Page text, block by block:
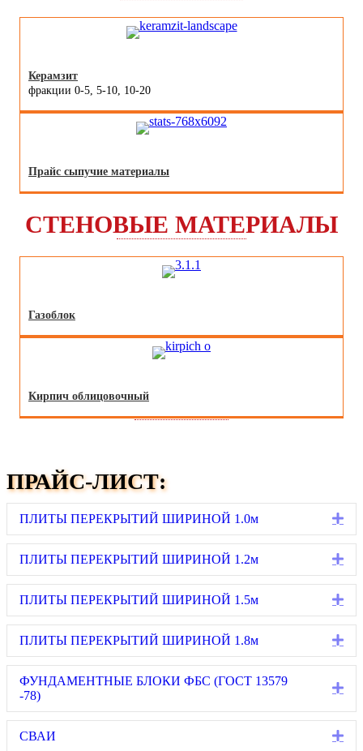
Керамзит
фракции 0-5, 5-10, 10-20
Прайс сыпучие материалы
СТЕНОВЫЕ МАТЕРИАЛЫ
Газоблок
Кирпич облицовочный
ПРАЙС-ЛИСТ:
ПЛИТЫ ПЕРЕКРЫТИЙ ШИРИНОЙ 1.0м
ПЛИТЫ ПЕРЕКРЫТИЙ ШИРИНОЙ 1.2м
ПЛИТЫ ПЕРЕКРЫТИЙ ШИРИНОЙ 1.5м
ПЛИТЫ ПЕРЕКРЫТИЙ ШИРИНОЙ 1.8м
ФУНДАМЕНТНЫЕ БЛОКИ ФБС (ГОСТ 13579
-78)
СВАИ